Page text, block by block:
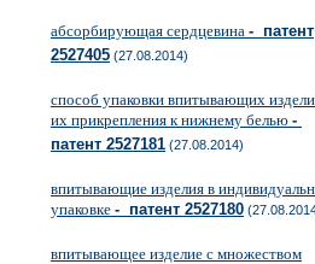
абсорбирующая сердцевина - патент
2527405 (27.08.2014)
способ упаковки впитывающих
их прикрепления к нижнему белью -
патент 2527181 (27.08.2014)
впитывающие изделия в
упаковке - патент 2527180
впитывающее изделие с множеством